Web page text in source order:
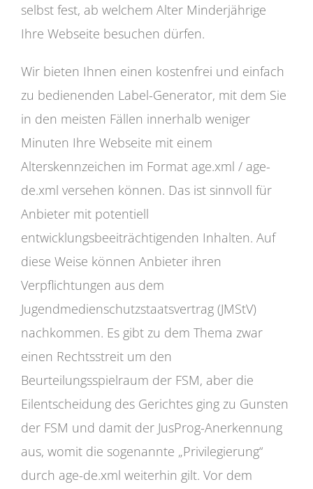
selbst fest, ab welchem Alter Minderjährige
Ihre Webseite besuchen dürfen.
Wir bieten Ihnen einen kostenfrei und einfach
zu bedienenden Label-Generator, mit dem Sie
in den meisten Fällen innerhalb weniger
Minuten Ihre Webseite mit einem
Alterskennzeichen im Format age.xml / age-
de.xml versehen können. Das ist sinnvoll für
Anbieter mit potentiell
entwicklungsbeeiträchtigenden Inhalten. Auf
diese Weise können Anbieter ihren
Verpflichtungen aus dem
Jugendmedienschutzstaatsvertrag (JMStV)
nachkommen. Es gibt zu dem Thema zwar
einen Rechtsstreit um den
Beurteilungsspielraum der FSM, aber die
Eilentscheidung des Gerichtes ging zu Gunsten
der FSM und damit der JusProg-Anerkennung
aus, womit die sogenannte „Privilegierung“
durch age-de.xml weiterhin gilt. Vor dem